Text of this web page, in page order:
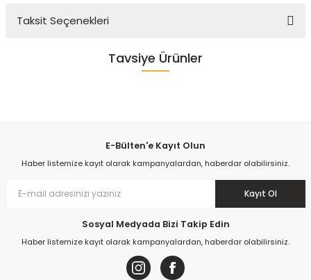
Yorum Yaz
Taksit Seçenekleri
Tavsiye Ürünler
kişi inceliyor
Son 24 saat içinde
58 kişi favoriledi
Son 1 hafta içinde
kişi sepete ekledi
6.992,00 TL
E-Bülten'e Kayıt Olun
Haber listemize kayıt olarak kampanyalardan, haberdar olabilirsiniz.
Kayıt Ol
Sosyal Medyada Bizi Takip Edin
Haber listemize kayıt olarak kampanyalardan, haberdar olabilirsiniz.